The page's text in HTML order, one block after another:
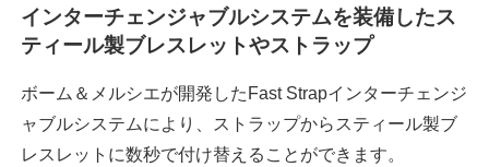
インターチェンジャブルシステムを装備したス
ティール製ブレスレットやストラップ
ボーム＆メルシエが開発したFast Strapインターチェンジ
ャブルシステムにより、ストラップからスティール製ブ
レスレットに数秒で付け替えることができます。